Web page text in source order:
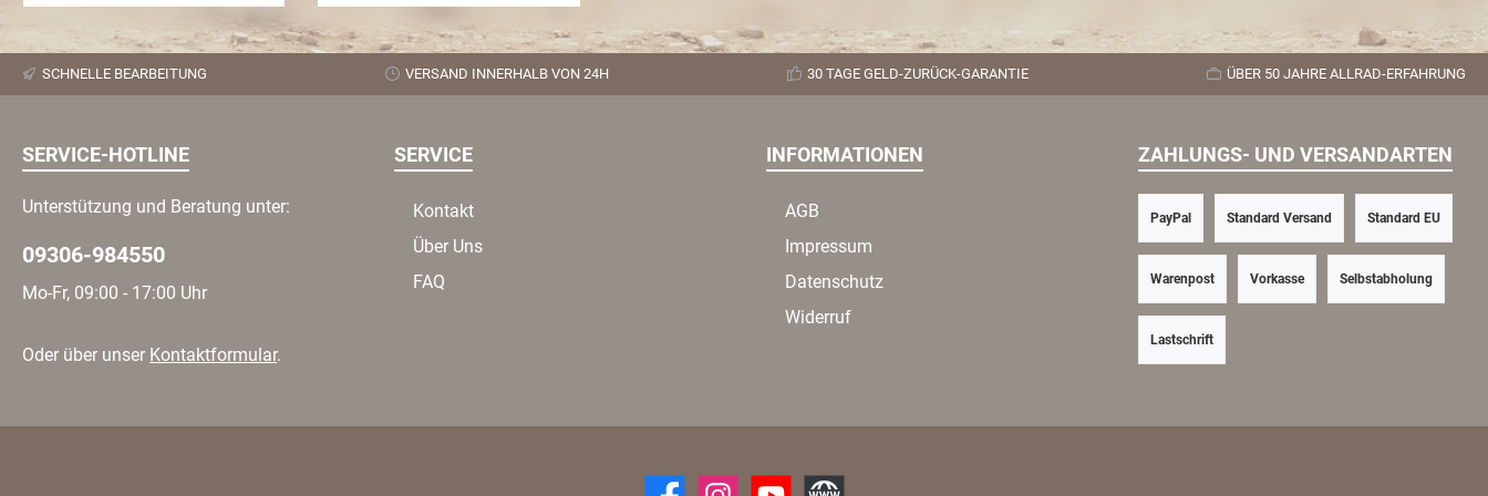
R17 – (U=2675 mm) Andere
möglich. Ohne Radmuttern
Reifengröße/breite sollte für
gesorgt werden.
SCHNELLE BEARBEITUNG VERSAND INNERHALB VON 24H 30 TAGE GELD-ZURÜCK-GARANTIE ÜBER 50 JAHRE ALLRAD-ERFAHRUNG
SERVICE-HOTLINE
Unterstützung und Beratung unter:
09306-984550
Mo-Fr, 09:00 - 17:00 Uhr
Oder über unser Kontaktformular.
SERVICE
Kontakt
Über Uns
FAQ
INFORMATIONEN
AGB
Impressum
Datenschutz
Widerruf
ZAHLUNGS- UND VERSANDARTEN
Vorkasse
PayPal
Lastschrift
Standard Versand Standard EU
Warenpost Selbstabholung